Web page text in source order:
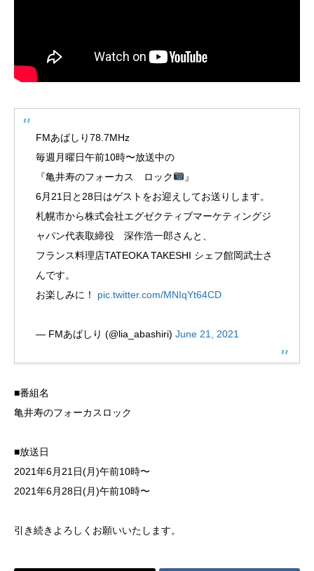
FMあばしり78.7MHz
毎週月曜日午前10時〜放送中の
『亀井寿のフォーカス ロック
』
6月21日と28日はゲストをお迎えしてお送りします。
札幌市から株式会社エグゼクティブマーケティングジ
ャパン代表取締役 深作浩一郎さんと、
フランス料理店TATEOKA TAKESHI シェフ館岡武士さ
んです。
お楽しみに！ pic.twitter.com/MNIqYt64CD
— FMあばしり (@lia_abashiri) June 21, 2021
■番組名
亀井寿のフォーカスロック
■放送日
2021年6月21日(月)午前10時〜
2021年6月28日(月)午前10時〜
引き続きよろしくお願いいたします。